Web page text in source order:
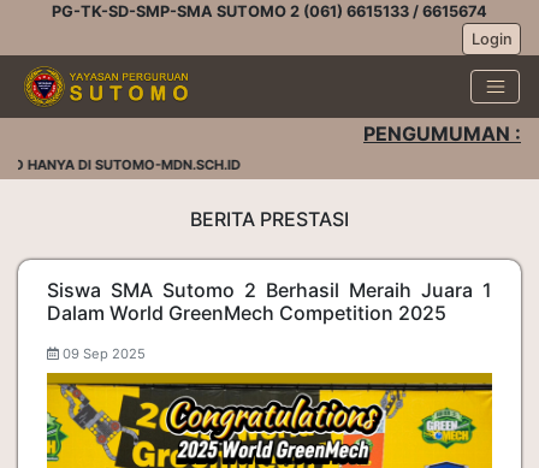
PG-TK-SD-SMP-SMA SUTOMO 2 (061) 6615133 / 6615674
Login
PENGUMUMAN :
HANYA DI SUTOMO-MDN.SCH.ID
BERITA PRESTASI
Siswa SMA Sutomo 2 Berhasil Meraih Juara 1
Dalam World GreenMech Competition 2025
09 Sep 2025